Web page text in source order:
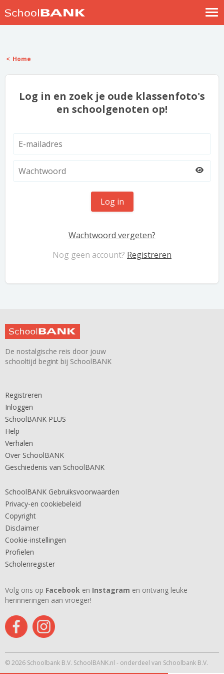
Help
Home
Log in en zoek je oude klassenfoto's
en schoolgenoten op!
Log in
Wachtwoord vergeten?
Nog geen account? Registreren
De nostalgische reis door jouw
schooltijd begint bij SchoolBANK
Registreren
Inloggen
SchoolBANK PLUS
Help
Verhalen
Over SchoolBANK
Geschiedenis van SchoolBANK
SchoolBANK Gebruiksvoorwaarden
Privacy-en cookiebeleid
Copyright
Disclaimer
Cookie-instellingen
Profielen
Scholenregister
Volg ons op Facebook en Instagram en ontvang leuke
herinneringen aan vroeger!
© 2026 Schoolbank B.V. SchoolBANK.nl - onderdeel van Schoolbank B.V.